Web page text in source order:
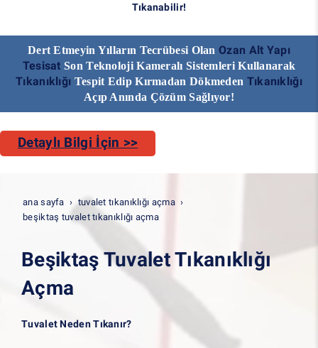
Tıkanabilir!
Dert Etmeyin Yılların Tecrübesi OlanOzan Alt Yapı
Tesisat Son Teknoloji Kameralı Sistemleri Kullanarak
Tıkanıklığı Tespit Edip Kırmadan Dökmeden Tıkanıklığı
Açıp Anında Çözüm Sağlıyor!
Detaylı Bilgi İçin >>
ana sayfa
tuvalet tıkanıklığı açma
beşiktaş tuvalet tıkanıklığı açma
Beşiktaş Tuvalet Tıkanıklığı
Açma
Tuvalet Neden Tıkanır?